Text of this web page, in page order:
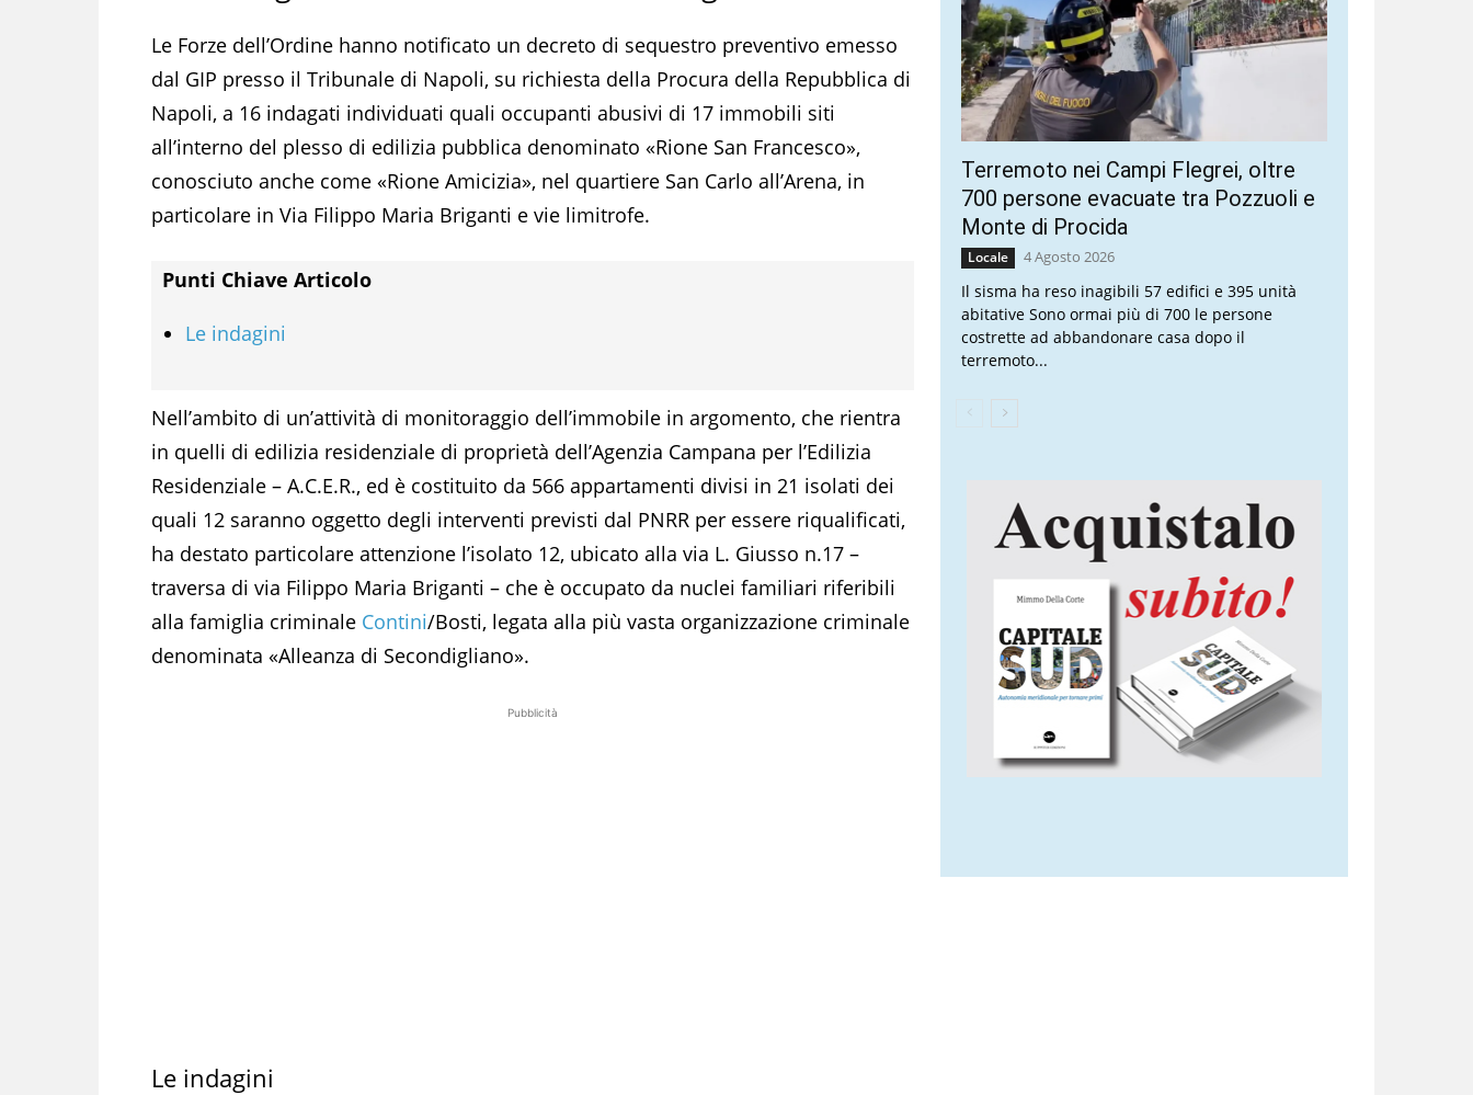
Le Forze dell’Ordine hanno notificato un decreto di sequestro preventivo emesso
dal GIP presso il Tribunale di Napoli, su richiesta della Procura della Repubblica di
Napoli, a 16 indagati individuati quali occupanti abusivi di 17 immobili siti
all’interno del plesso di edilizia pubblica denominato «Rione San Francesco»,
conosciuto anche come «Rione Amicizia», nel quartiere San Carlo all’Arena, in
particolare in Via Filippo Maria Briganti e vie limitrofe.
Punti Chiave Articolo
Le indagini
Nell’ambito di un’attività di monitoraggio dell’immobile in argomento, che rientra
in quelli di edilizia residenziale di proprietà dell’Agenzia Campana per l’Edilizia
Residenziale – A.C.E.R., ed è costituito da 566 appartamenti divisi in 21 isolati dei
quali 12 saranno oggetto degli interventi previsti dal PNRR per essere riqualificati,
ha destato particolare attenzione l’isolato 12, ubicato alla via L. Giusso n.17 –
traversa di via Filippo Maria Briganti – che è occupato da nuclei familiari riferibili
alla famiglia criminale Contini/Bosti, legata alla più vasta organizzazione criminale
denominata «Alleanza di Secondigliano».
Pubblicità
Le indagini
Terremoto nei Campi Flegrei, oltre
700 persone evacuate tra Pozzuoli e
Monte di Procida
Locale 4 Agosto 2026
Il sisma ha reso inagibili 57 edifici e 395 unità
abitative Sono ormai più di 700 le persone
costrette ad abbandonare casa dopo il
terremoto...